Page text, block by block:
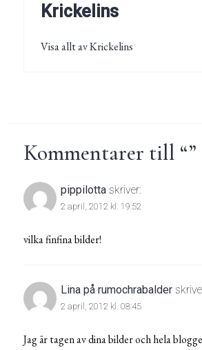
Krickelins
Visa allt av Krickelins
Kommentarer till “”
pippilotta skriver:
2 april, 2012 kl. 19:52
vilka finfina bilder!
Lina på rumochrabalder
2 april, 2012 kl. 08:45
Jag är tagen av dina bilder och hela